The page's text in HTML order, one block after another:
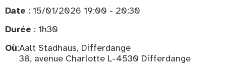
Date : 15/01/2026 19:00 - 20:30
Durée : 1h30
Où:Aalt Stadhaus, Differdange
38, avenue Charlotte L-4530 Differdange